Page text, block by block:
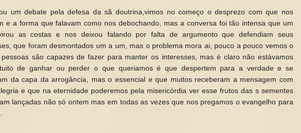
um debate pela defesa da sã doutrina,vimos no começo o desprezo com que nos
e a forma que falavam como nos debochando, mas a conversa foi tão intensa que um
as costas e nos deixou falando por falta de argumento que defendiam seus
que foram desmontados um a um, mas o problema mora ai, pouco a pouco vemos o
são capazes de fazer para manter os interesses, mas é claro não estávamos
de ganhar ou perder o que queriamos é que despertem para a verdade e se
da capa da arrogância, mas o essencial e que muitos receberam a mensagem com
e que na eternidade poderemos pela misericórdia ver esse frutos das s sementes
lançadas não só ontem mas em todas as vezes que nos pregamos o evangelho para